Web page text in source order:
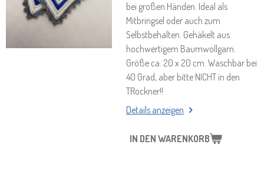
bei großen Händen. Ideal als
Mitbringsel oder auch zum
Selbstbehalten. Gehäkelt aus
hochwertigem Baumwollgarn.
Größe ca. 20 x 20 cm. Waschbar bei
40 Grad, aber bitte NICHT in den
TRockner!!
Details anzeigen
IN DEN WARENKORB